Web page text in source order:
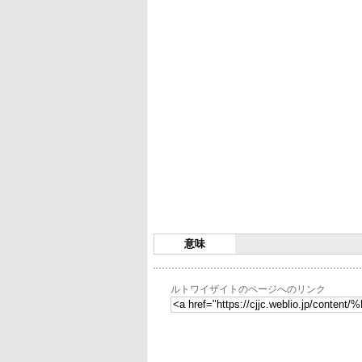
意味
ルトワイザイトのページへのリンク